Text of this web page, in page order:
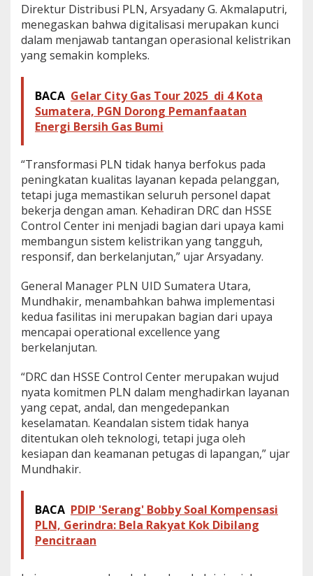
Direktur Distribusi PLN, Arsyadany G. Akmalaputri,
menegaskan bahwa digitalisasi merupakan kunci
dalam menjawab tantangan operasional kelistrikan
yang semakin kompleks.
BACA Gelar City Gas Tour 2025 di 4 Kota
Sumatera, PGN Dorong Pemanfaatan
Energi Bersih Gas Bumi
“Transformasi PLN tidak hanya berfokus pada
peningkatan kualitas layanan kepada pelanggan,
tetapi juga memastikan seluruh personel dapat
bekerja dengan aman. Kehadiran DRC dan HSSE
Control Center ini menjadi bagian dari upaya kami
membangun sistem kelistrikan yang tangguh,
responsif, dan berkelanjutan,” ujar Arsyadany.
General Manager PLN UID Sumatera Utara,
Mundhakir, menambahkan bahwa implementasi
kedua fasilitas ini merupakan bagian dari upaya
mencapai operational excellence yang
berkelanjutan.
“DRC dan HSSE Control Center merupakan wujud
nyata komitmen PLN dalam menghadirkan layanan
yang cepat, andal, dan mengedepankan
keselamatan. Keandalan sistem tidak hanya
ditentukan oleh teknologi, tetapi juga oleh
kesiapan dan keamanan petugas di lapangan,” ujar
Mundhakir.
BACA PDIP 'Serang' Bobby Soal Kompensasi
PLN, Gerindra: Bela Rakyat Kok Dibilang
Pencitraan